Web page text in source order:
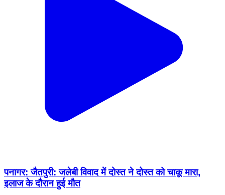
पनागर: जैतपुरी: जलेबी विवाद में दोस्त ने दोस्त को चाकू मारा,
इलाज के दौरान हुई मौत